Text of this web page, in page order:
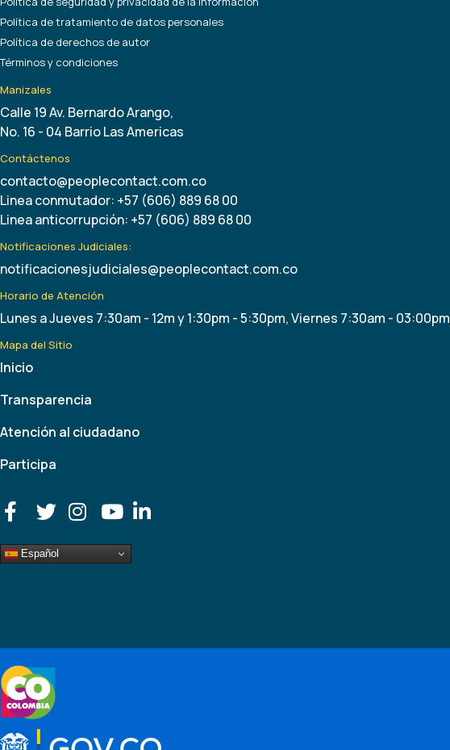
Política de tratamiento de datos personales
Política de derechos de autor
Términos y condiciones
Manizales
Calle 19 Av. Bernardo Arango,
No. 16 - 04 Barrio Las Americas
Contáctenos
contacto@peoplecontact.com.co
Linea conmutador: +57 (606) 889 68 00
Linea anticorrupción: +57 (606) 889 68 00
Notificaciones Judiciales:
notificacionesjudiciales@peoplecontact.com.co
Horario de Atención
Lunes a Jueves 7:30am - 12m y 1:30pm - 5:30pm, Viernes 7:30am - 03:00pm
Mapa del Sitio
Inicio
Transparencia
Atención al ciudadano
Participa
Español